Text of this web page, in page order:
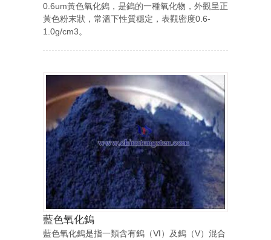
0.6um黃色氧化鎢，是鎢的一種氧化物，外觀呈正
黃色粉末狀，常溫下性質穩定，表觀密度0.6-
1.0g/cm3。
藍色氧化鎢
藍色氧化鎢是指一類含有鎢（Ⅵ）及鎢（V）混合